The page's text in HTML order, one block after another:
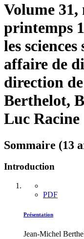
Volume 31,
printemps
les
affaire de
direction
Berthelot,
Luc Racine
Sommaire (13
Introduction
PDF
Présentation
Jean-Michel